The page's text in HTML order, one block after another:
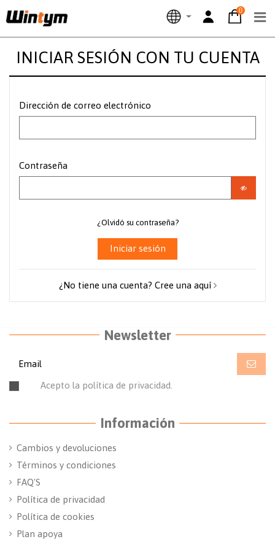
0
INICIAR SESIÓN CON TU CUENTA
Dirección de correo electrónico
Contraseña
¿Olvidó su contraseña?
Iniciar sesión
¿No tiene una cuenta? Cree una aquí
Newsletter
Acepto la política de privacidad.
Información
Cambios y devoluciones
Términos y condiciones
FAQ'S
Política de privacidad
Política de cookies
Plan apoya